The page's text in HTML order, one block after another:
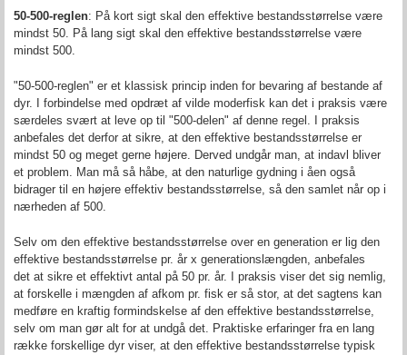
50-500-reglen: På kort sigt skal den effektive bestandsstørrelse være
mindst 50. På lang sigt skal den effektive bestandsstørrelse være
mindst 500.
"50-500-reglen" er et klassisk princip inden for bevaring af bestande af
dyr. I forbindelse med opdræt af vilde moderfisk kan det i praksis være
særdeles svært at leve op til "500-delen" af denne regel. I praksis
anbefales det derfor at sikre, at den effektive bestandsstørrelse er
mindst 50 og meget gerne højere. Derved undgår man, at indavl bliver
et problem. Man må så håbe, at den naturlige gydning i åen også
bidrager til en højere effektiv bestandsstørrelse, så den samlet når op i
nærheden af 500.
Selv om den effektive bestandsstørrelse over en generation er lig den
effektive bestandsstørrelse pr. år x generationslængden, anbefales
det at sikre et effektivt antal på 50 pr. år. I praksis viser det sig nemlig,
at forskelle i mængden af afkom pr. fisk er så stor, at det sagtens kan
medføre en kraftig formindskelse af den effektive bestandsstørrelse,
selv om man gør alt for at undgå det. Praktiske erfaringer fra en lang
række forskellige dyr viser, at den effektive bestandsstørrelse typisk